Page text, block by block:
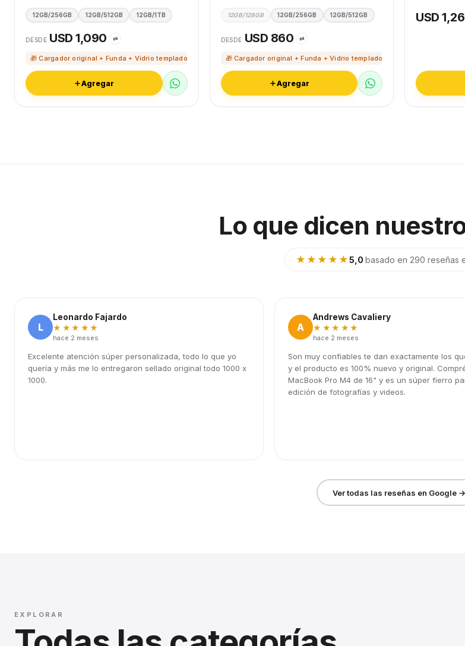
12GB/256GB 12GB/512GB 12GB/1TB
DESDE USD 1,090 ⇄
🎁 Cargador original + Funda + Vidrio templado
Agregar
12GB/128GB 12GB/256GB 12GB/512GB
DESDE USD 860 ⇄
🎁 Cargador original + Funda + Vidrio templado
Agregar
USD
Lo que dicen
★★★★★5,0·basado en 290 reseñas
L
Leonardo Fajardo
★★★★★
hace 2 meses
Excelente atención súper personalizada, todo lo que yo
quería y más me lo entregaron sellado original todo 1000 x
1000.
A
Andrews Cavaliery
★★★★★
hace 2 meses
Son muy confiables te dan exactamente los
y el producto es 100% nuevo y original.
MacBook Pro M4 de 16" y es un súper fierro
edición de fotografías y videos.
Ver todas las reseñas en Google →
EXPLORAR